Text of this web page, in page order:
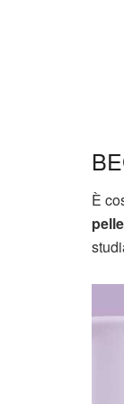
È
pelle